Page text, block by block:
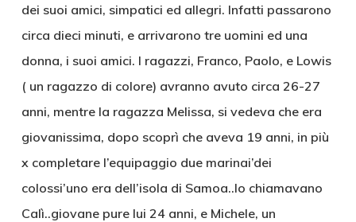
dei suoi amici, simpatici ed allegri. Infatti passarono
circa dieci minuti, e arrivarono tre uomini ed una
donna, i suoi amici. I ragazzi, Franco, Paolo, e Lowis
( un ragazzo di colore) avranno avuto circa 26-27
anni, mentre la ragazza Melissa, si vedeva che era
giovanissima, dopo scoprì che aveva 19 anni, in più
x completare l’equipaggio due marinai’dei
colossi’uno era dell’isola di Samoa..lo chiamavano
Calì..giovane pure lui 24 anni, e Michele, un